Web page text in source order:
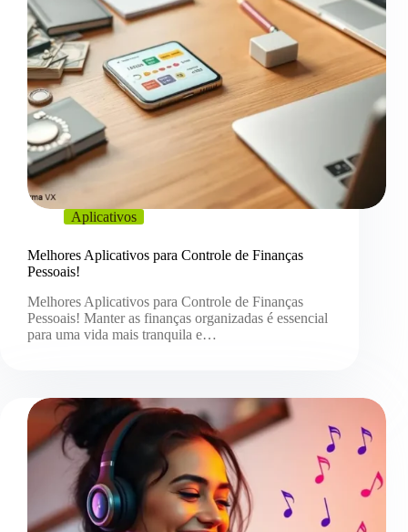
Aplicativos
Melhores Aplicativos para Controle de Finanças
Pessoais!
Melhores Aplicativos para Controle de Finanças
Pessoais! Manter as finanças organizadas é essencial
para uma vida mais tranquila e…